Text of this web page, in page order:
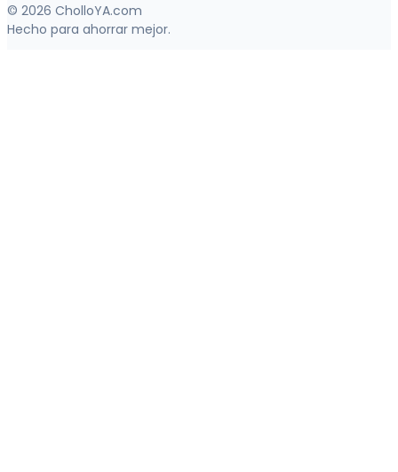
© 2026 CholloYA.com
Hecho para ahorrar mejor.